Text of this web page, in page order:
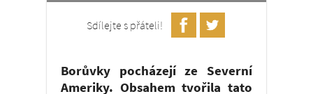
Sdílejte s přáteli!
Borůvky pocházejí ze Severní
Ameriky. Obsahem tvořila tato